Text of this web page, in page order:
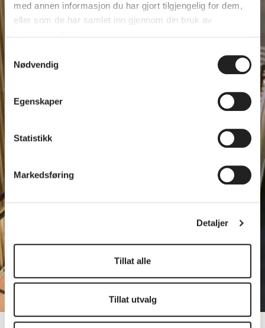
med annen informasjon du har gjort tilgjengelig for dem,
eller som de har samlet inn gjennom din bruk av
Nødvendig
Egenskaper
Statistikk
Markedsføring
Detaljer
Tillat alle
Tillat utvalg